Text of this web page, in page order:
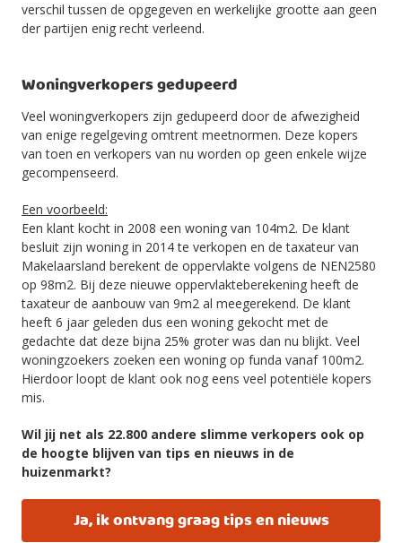
verschil tussen de opgegeven en werkelijke grootte aan geen
der partijen enig recht verleend.
Woningverkopers gedupeerd
Veel woningverkopers zijn gedupeerd door de afwezigheid
van enige regelgeving omtrent meetnormen. Deze kopers
van toen en verkopers van nu worden op geen enkele wijze
gecompenseerd.
Een voorbeeld:
Een klant kocht in 2008 een woning van 104m2. De klant
besluit zijn woning in 2014 te verkopen en de taxateur van
Makelaarsland berekent de oppervlakte volgens de NEN2580
op 98m2. Bij deze nieuwe oppervlakteberekening heeft de
taxateur de aanbouw van 9m2 al meegerekend. De klant
heeft 6 jaar geleden dus een woning gekocht met de
gedachte dat deze bijna 25% groter was dan nu blijkt. Veel
woningzoekers zoeken een woning op funda vanaf 100m2.
Hierdoor loopt de klant ook nog eens veel potentiële kopers
mis.
Wil jij net als 22.800 andere slimme verkopers ook op
de hoogte blijven van tips en nieuws in de
huizenmarkt?
Ja, ik ontvang graag tips en nieuws